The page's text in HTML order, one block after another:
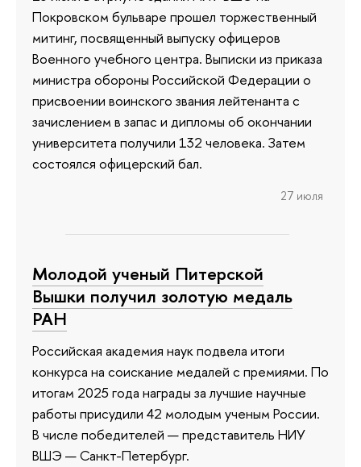
Покровском бульваре прошел торжественный
митинг, посвященный выпуску офицеров
Военного учебного центра. Выписки из приказа
министра обороны Российской Федерации о
присвоении воинского звания лейтенанта с
зачислением в запас и дипломы об окончании
университета получили 132 человека. Затем
состоялся офицерский бал.
27 июля
Молодой ученый Питерской
Вышки получил золотую медаль
РАН
Российская академия наук подвела итоги
конкурса на соискание медалей с премиями. По
итогам 2025 года награды за лучшие научные
работы присудили 42 молодым ученым России.
В числе победителей — представитель НИУ
ВШЭ — Санкт-Петербург.